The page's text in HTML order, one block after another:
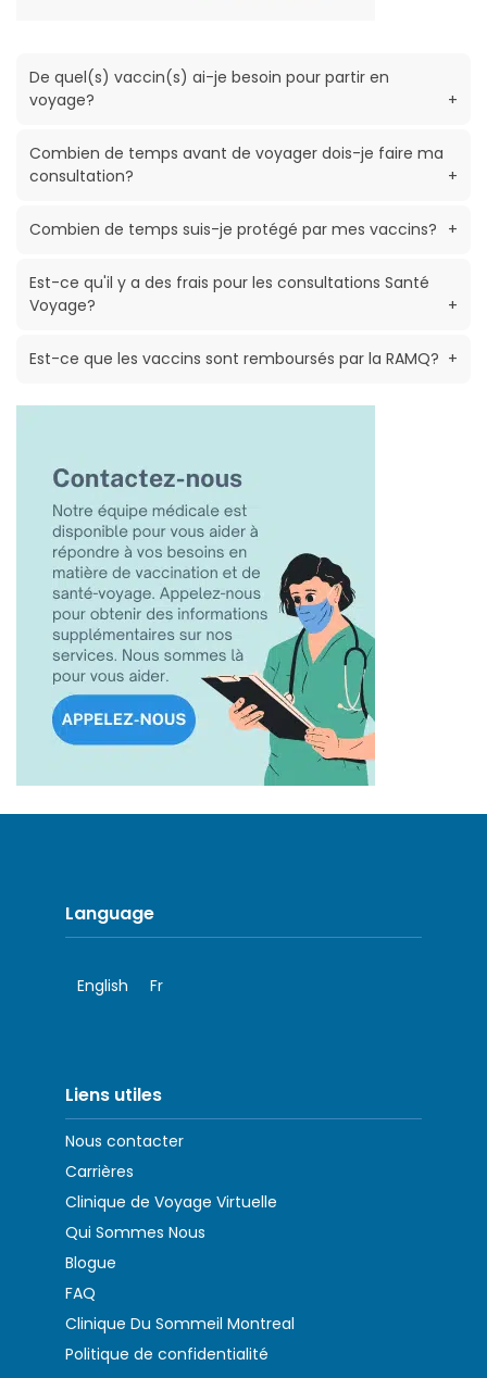
De quel(s) vaccin(s) ai-je besoin pour partir en
voyage?
+
Combien de temps avant de voyager dois-je faire ma
consultation?
+
Combien de temps suis-je protégé par mes vaccins? +
Est-ce qu'il y a des frais pour les consultations Santé
Voyage?
+
Est-ce que les vaccins sont remboursés par la RAMQ? +
Language
English Fr
Liens utiles
Nous contacter
Carrières
Clinique de Voyage Virtuelle
Qui Sommes Nous
Blogue
FAQ
Clinique Du Sommeil Montreal
Politique de confidentialité